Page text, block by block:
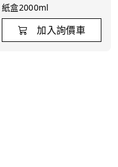
紙盒2000ml
加入詢價車